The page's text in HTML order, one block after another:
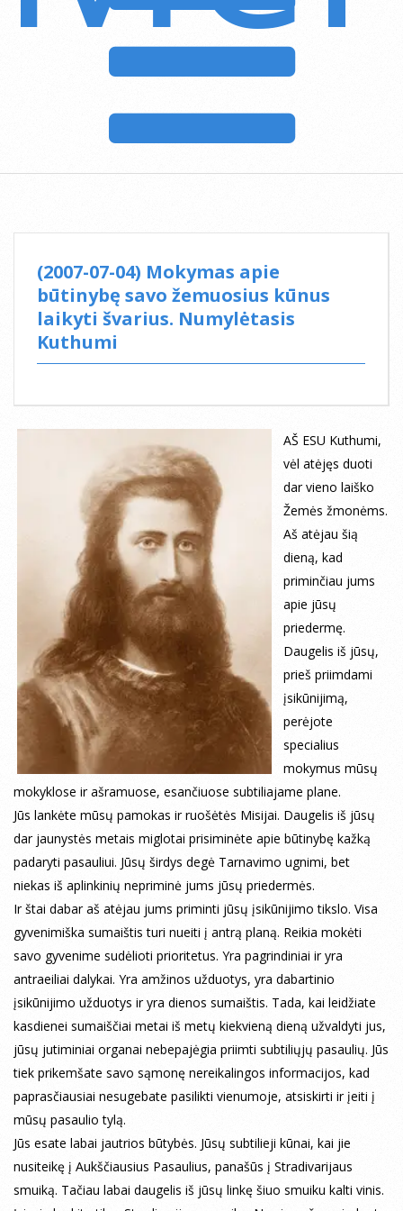
(2007-07-04) Mokymas apie
būtinybę savo žemuosius kūnus
laikyti švarius. Numylėtasis
Kuthumi
AŠ ESU Kuthumi,
vėl atėjęs duoti
dar vieno laiško
Žemės žmonėms.
Aš atėjau šią
dieną, kad
priminčiau jums
apie jūsų
priedermę.
Daugelis iš jūsų,
prieš priimdami
įsikūnijimą,
perėjote
specialius
mokymus mūsų
mokyklose ir ašramuose, esančiuose subtiliajame plane.
Jūs lankėte mūsų pamokas ir ruošėtės Misijai. Daugelis iš jūsų
dar jaunystės metais miglotai prisiminėte apie būtinybę kažką
padaryti pasauliui. Jūsų širdys degė Tarnavimo ugnimi, bet
niekas iš aplinkinių nepriminė jums jūsų priedermės.
Ir štai dabar aš atėjau jums priminti jūsų įsikūnijimo tikslo. Visa
gyvenimiška sumaištis turi nueiti į antrą planą. Reikia mokėti
savo gyvenime sudėlioti prioritetus. Yra pagrindiniai ir yra
antraeiliai dalykai. Yra amžinos užduotys, yra dabartinio
įsikūnijimo užduotys ir yra dienos sumaištis. Tada, kai leidžiate
kasdienei sumaiščiai metai iš metų kiekvieną dieną užvaldyti jus,
jūsų jutiminiai organai nebepajėgia priimti subtiliųjų pasaulių. Jūs
tiek prikemšate savo sąmonę nereikalingos informacijos, kad
paprasčiausiai nesugebate pasilikti vienumoje, atsiskirti ir įeiti į
mūsų pasaulio tylą.
Jūs esate labai jautrios būtybės. Jūsų subtilieji kūnai, kai jie
nusiteikę į Aukščiausius Pasaulius, panašūs į Stradivarijaus
smuiką. Tačiau labai daugelis iš jūsų linkę šiuo smuiku kalti vinis.